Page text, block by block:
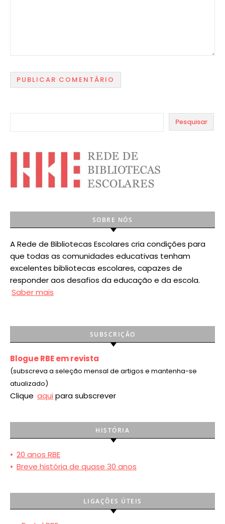
Pesquisar
SOBRE NÓS
A Rede de Bibliotecas Escolares cria condições para
que todas as comunidades educativas tenham
excelentes bibliotecas escolares, capazes de
responder aos desafios da educação e da escola.
Saber mais
SUBSCRIÇÃO
Blogue RBE em revista
(subscreva a seleção mensal de artigos e mantenha-se
atualizado)
Clique aqui para subscrever
HISTÓRIA
• 20 anos RBE
• Breve história de quase 30 anos
LIGAÇÕES ÚTEIS